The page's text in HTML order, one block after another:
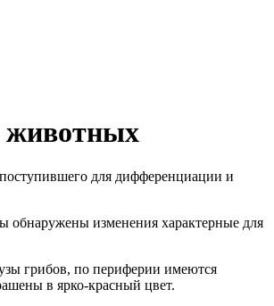
животных
для дифференциации и
обнаружены изменения характерные для
грибов, по периферии имеются
в ярко-красный цвет.